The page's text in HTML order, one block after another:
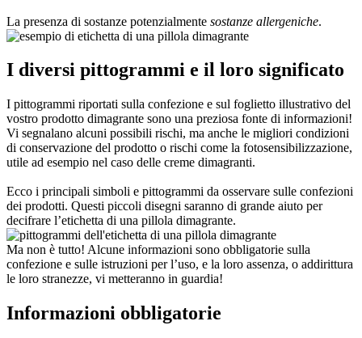
La presenza di sostanze potenzialmente sostanze allergeniche.
I diversi pittogrammi e il loro significato
I pittogrammi riportati sulla confezione e sul foglietto illustrativo del
vostro prodotto dimagrante sono una preziosa fonte di informazioni!
Vi segnalano alcuni possibili rischi, ma anche le migliori condizioni
di conservazione del prodotto o rischi come la fotosensibilizzazione,
utile ad esempio nel caso delle creme dimagranti.
Ecco i principali simboli e pittogrammi da osservare sulle confezioni
dei prodotti. Questi piccoli disegni saranno di grande aiuto per
decifrare l’etichetta di una pillola dimagrante.
Ma non è tutto! Alcune informazioni sono obbligatorie sulla
confezione e sulle istruzioni per l’uso, e la loro assenza, o addirittura
le loro stranezze, vi metteranno in guardia!
Informazioni obbligatorie